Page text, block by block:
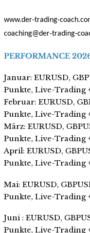
www.der-trading-
coaching@der-trading-
PERFORMANCE
Januar: EURUSD,
Punkte, Live-Trading
Februar: EURUSD,
Punkte, Live-Trading
März: EURUSD,
Punkte, Live-Trading
April: EURUSD,
Punkte, Live-Trading
Mai: EURUSD,
Punkte, Live-Trading
Juni : EURUSD,
Punkte, Live-Trading